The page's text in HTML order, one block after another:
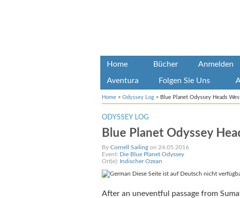
Home Bücher Anmelden
Aventura Folgen Sie Uns
Home> Odyssey Log> Blue Planet Odyssey Heads
ODYSSEY LOG
Blue Planet Odyssey
By Cornell Sailingon 24.05.2016
Event: Die Blue Planet Odyssey
Ort(e): Indischer Ozean
Diese Seite ist auf Deutsch nicht
After an uneventful passage from